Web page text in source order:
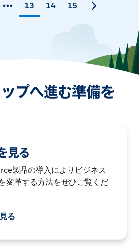
13 14 15
プへ進む準備を
見る
製品の導入によりビジネス
変革する方法をぜひご覧くだ
る